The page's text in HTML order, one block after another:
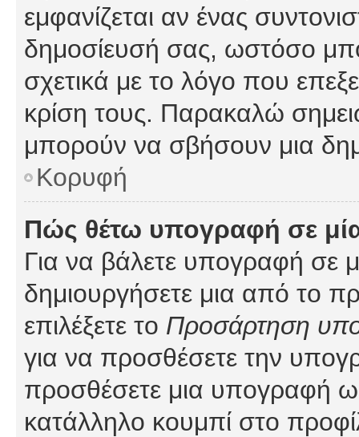
εμφανίζεται αν ένας
δημοσίευσή σας, ωστόσο
σχετικά με το λόγο που
κρίση τους. Παρακαλώ
μπορούν να σβήσουν μια
Κορυφή
Πώς θέτω υπογραφή σε
Για να βάλετε υπογραφή σε
δημιουργήσετε μια από το
επιλέξετε το Προσάρτηση
για να προσθέσετε την
προσθέσετε μια υπογραφή
κατάλληλο κουμπί στο